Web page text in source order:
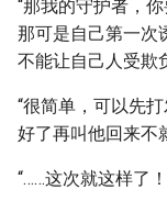
“那我的守护者，
那可是自己第一次
不能让自己人受欺
“很简单，可以先
好了再叫他回来不
“……这次就这样了